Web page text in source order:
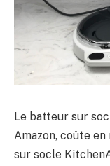
Le batteur sur
Amazon, coûte en
sur socle